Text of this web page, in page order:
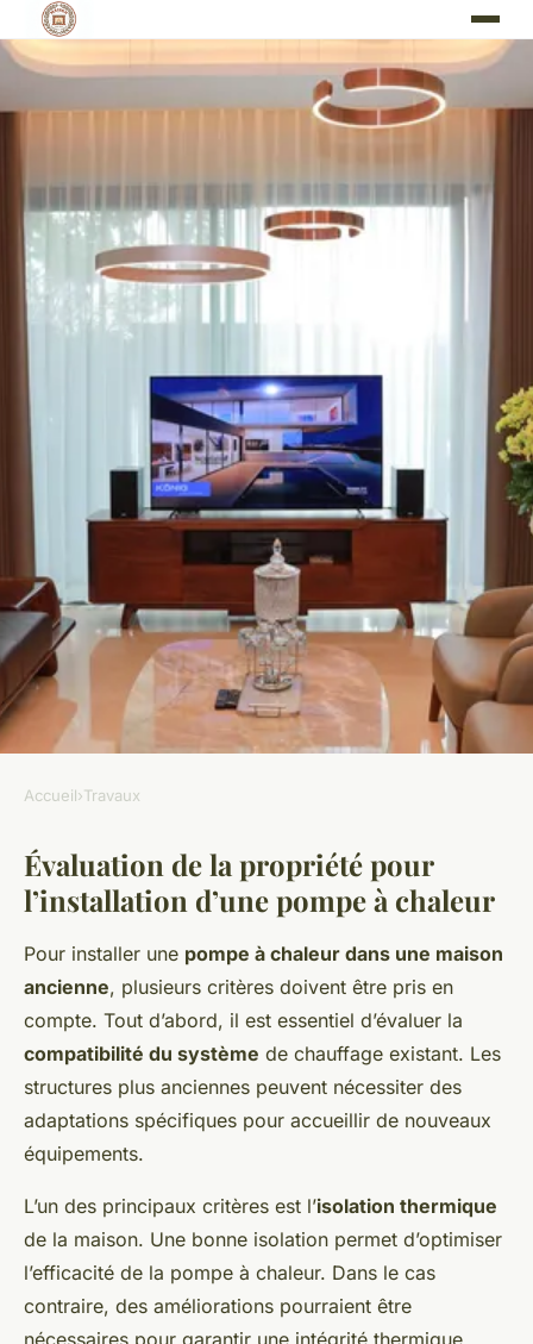
Guide Pratique : Installer une
Pompe à Chaleur dans une
Maison Ancienne Sans Gros
Travaux
•5 avril 2025 7 min de lecture
Accueil›Travaux
Évaluation de la propriété pour
l’installation d’une pompe à chaleur
Pour installer une pompe à chaleur dans une maison
ancienne, plusieurs critères doivent être pris en
compte. Tout d’abord, il est essentiel d’évaluer la
compatibilité du système de chauffage existant. Les
structures plus anciennes peuvent nécessiter des
adaptations spécifiques pour accueillir de nouveaux
équipements.
L’un des principaux critères est l’isolation thermique
de la maison. Une bonne isolation permet d’optimiser
l’efficacité de la pompe à chaleur. Dans le cas
contraire, des améliorations pourraient être
nécessaires pour garantir une intégrité thermique